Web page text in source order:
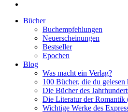
Bücher
Buchempfehlungen
Neuerscheinungen
Bestseller
Epochen
Blog
Was macht ein Verlag?
100 Bücher, die du gelesen
Die Bücher des
Die Literatur der Romantik
Wichtige Werke des